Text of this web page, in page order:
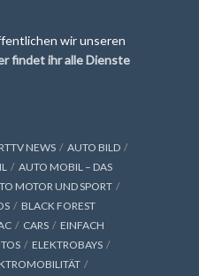
wir unseren
findet ihr alle Dienste
NEWS
AUTO BILD
AUTO MOBIL – DAS
MOTOR UND SPORT
BLACK FOREST
CARS
EINFACH
ELEKTROBAYS